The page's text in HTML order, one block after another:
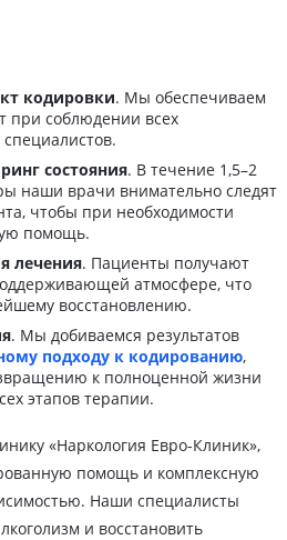
кодировки. Мы обеспечиваем
при соблюдении всех
состояния. В течение 1,5–2
наши врачи внимательно следят
чтобы при необходимости
помощь.
лечения. Пациенты получают
атмосфере, что
восстановлению.
. Мы добиваемся результатов
подходу к кодированию,
к полноценной жизни
этапов терапии.
«Наркология Евро-Клиник»,
помощь и комплексную
Наши специалисты
и восстановить